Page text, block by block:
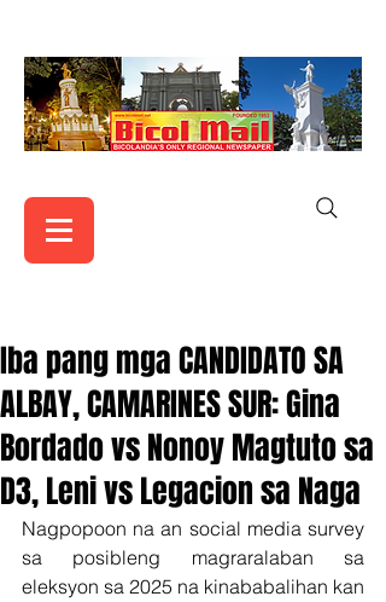
Iba pang mga CANDIDATO SA
ALBAY, CAMARINES SUR: Gina
Bordado vs Nonoy Magtuto sa
D3, Leni vs Legacion sa Naga
Nagpopoon na an social media survey
sa posibleng magraralaban sa
eleksyon sa 2025 na kinababalihan kan